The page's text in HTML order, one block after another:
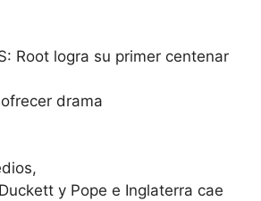
Root logra su primer centenar
drama
y Pope e Inglaterra cae